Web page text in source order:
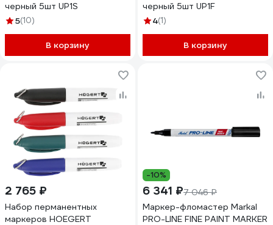
черный 5шт UP1S
5(10)
В корзину
черный 5шт UP1F
4(1)
В корзину
2 765 ₽
Набор перманентных
маркеров HOEGERT
-10%
6 341 ₽7 046 ₽
Маркер-фломастер Markal
PRO-LINE FINE PAINT MARKER